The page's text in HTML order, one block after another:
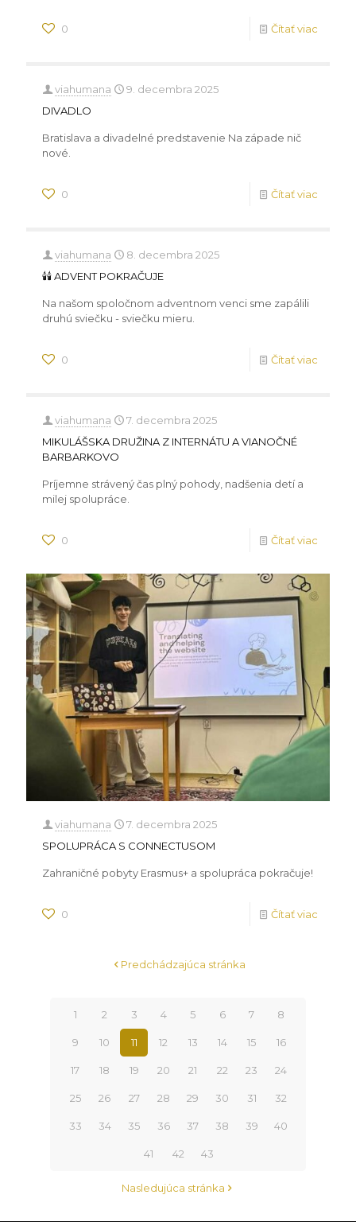
0 Čítať viac
viahumana
9. decembra 2025
DIVADLO
Bratislava a divadelné predstavenie Na západe nič
nové.
0 Čítať viac
viahumana
8. decembra 2025
🕯️🕯️ ADVENT POKRAČUJE
Na našom spoločnom adventnom venci sme zapálili
druhú sviečku - sviečku mieru.
0 Čítať viac
viahumana
7. decembra 2025
MIKULÁŠSKA DRUŽINA Z INTERNÁTU A VIANOČNÉ
BARBARKOVO
Príjemne strávený čas plný pohody, nadšenia detí a
milej spolupráce.
0 Čítať viac
viahumana
7. decembra 2025
SPOLUPRÁCA S CONNECTUSOM
Zahraničné pobyty Erasmus+ a spolupráca pokračuje!
0 Čítať viac
Predchádzajúca stránka
1 2 3 4 5 6 7 8
9 10 11 12 13 14 15 16
17 18 19 20 21 22 23 24
25 26 27 28 29 30 31 32
33 34 35 36 37 38 39 40
41 42 43
Nasledujúca stránka